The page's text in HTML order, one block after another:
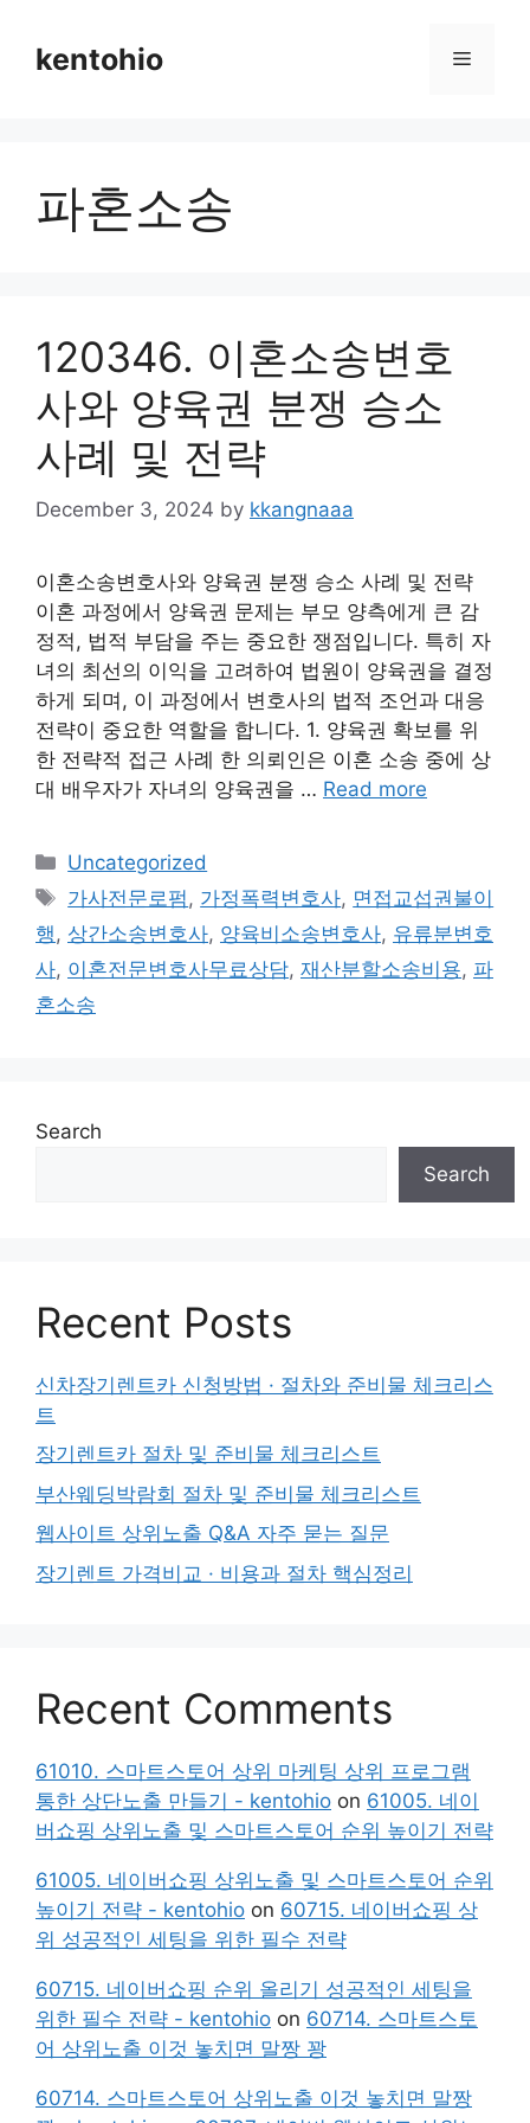
contentkentohio Menu
파혼소송
120346. 이혼소송변호
사와 양육권 분쟁 승소
사례 및 전략
December 3, 2024 by kkangnaaa
이혼소송변호사와 양육권 분쟁 승소 사례 및 전략
이혼 과정에서 양육권 문제는 부모 양측에게 큰 감
정적, 법적 부담을 주는 중요한 쟁점입니다. 특히 자
녀의 최선의 이익을 고려하여 법원이 양육권을 결정
하게 되며, 이 과정에서 변호사의 법적 조언과 대응
전략이 중요한 역할을 합니다. 1. 양육권 확보를 위
한 전략적 접근 사례 한 의뢰인은 이혼 소송 중에 상
대 배우자가 자녀의 양육권을 … Read more
Categories
Uncategorized
Tags
가사전문로펌 , 가정폭력변호사, 면접교섭권불이
행 , 상간소송변호사, 양육비소송변호사, 유류분변호
사, 이혼전문변호사무료상담, 재산분할소송비용, 파
혼소송
Search
Search
Recent Posts
신차장기렌트카 신청방법 · 절차와 준비물 체크리스
트
장기렌트카 절차 및 준비물 체크리스트
부산웨딩박람회 절차 및 준비물 체크리스트
웹사이트 상위노출 Q&A 자주 묻는 질문
장기렌트 가격비교 · 비용과 절차 핵심정리
Recent Comments
61010. 스마트스토어 상위 마케팅 상위 프로그램
통한 상단노출 만들기 - kentohio on 61005. 네이
버쇼핑 상위노출 및 스마트스토어 순위 높이기 전략
61005. 네이버쇼핑 상위노출 및 스마트스토어 순위
높이기 전략 - kentohio on 60715. 네이버쇼핑 상
위 성공적인 세팅을 위한 필수 전략
60715. 네이버쇼핑 순위 올리기 성공적인 세팅을
위한 필수 전략 - kentohio on 60714. 스마트스토
어 상위노출 이것 놓치면 말짱 꽝
60714. 스마트스토어 상위노출 이것 놓치면 말짱